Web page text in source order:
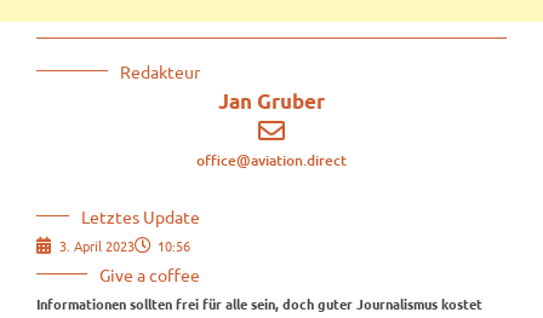
Redakteur
Jan Gruber
office@aviation.direct
Letztes Update
3. April 2023 10:56
Give a coffee
Informationen sollten frei für alle sein, doch guter Journalismus kostet